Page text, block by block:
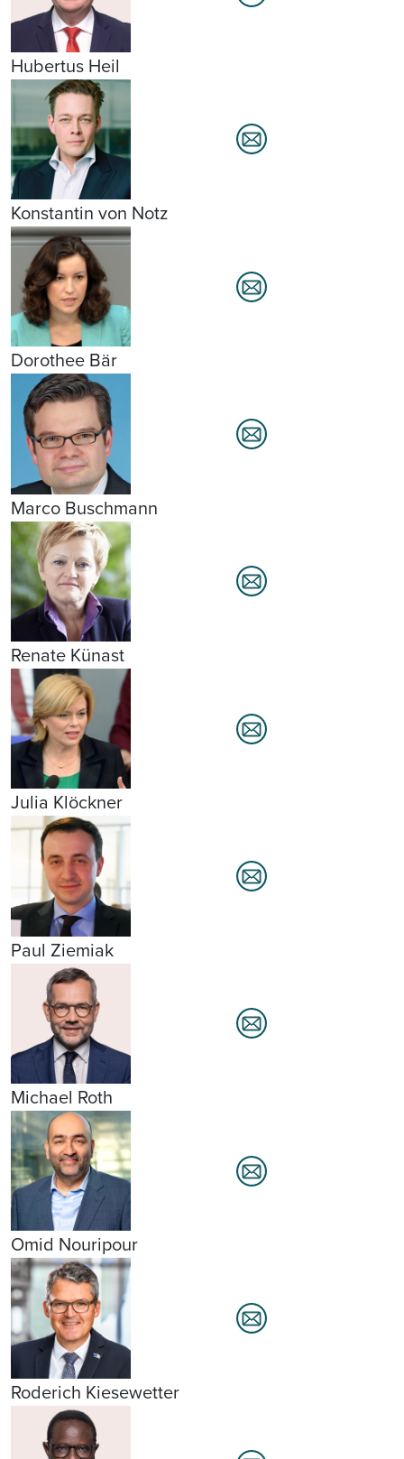
Hubertus Heil
Konstantin von Notz
Dorothee Bär
Marco Buschmann
Renate Künast
Julia Klöckner
Paul Ziemiak
Michael Roth
Omid Nouripour
Roderich Kiesewetter